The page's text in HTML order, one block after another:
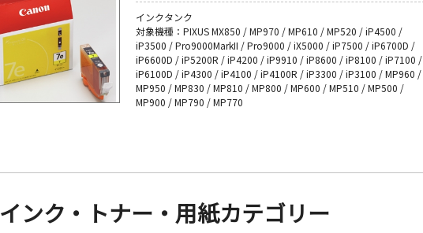
インクタンク
対象機種：PIXUS MX850 / MP970 / MP610 / MP520 / iP4500 /
iP3500 / Pro9000MarkII / Pro9000 / iX5000 / iP7500 / iP6700D /
iP6600D / iP5200R / iP4200 / iP9910 / iP8600 / iP8100 / iP7100 /
iP6100D / iP4300 / iP4100 / iP4100R / iP3300 / iP3100 / MP960 /
MP950 / MP830 / MP810 / MP800 / MP600 / MP510 / MP500 /
MP900 / MP790 / MP770
インク・トナー・用紙カテゴリー